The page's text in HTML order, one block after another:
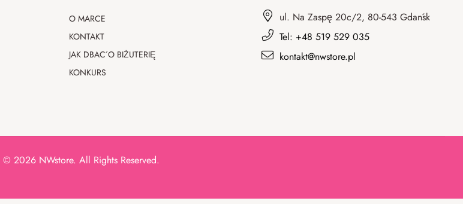
O MARCE
KONTAKT
JAK DBAĆ O BIŻUTERIĘ
KONKURS
ul. Na Zaspę 20c/2, 80-543 Gdańsk
Tel: +48 519 529 035
kontakt@nwstore.pl
2026 NWstore. All Rights Reserved.